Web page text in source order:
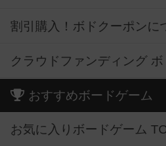
割引購入！ボドクーポンに
クラウドファンディング ボ
おすすめボードゲーム
お気に入りボードゲーム